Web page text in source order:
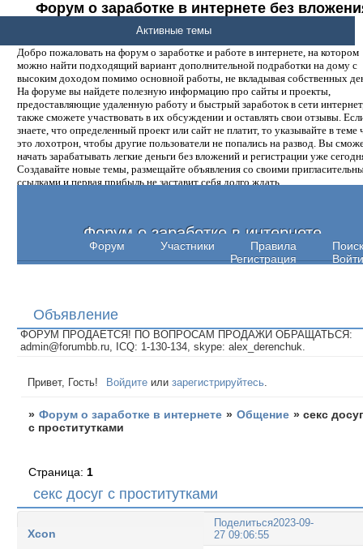
Форум о заработке в интернете без
денег.
Добро пожаловать на форум о заработке и работе в интернете, на котором
можно найти подходящий вариант дополнительной подработки на дому с
высоким доходом помимо основной работы, не вкладывая собственных
На форуме вы найдете полезную информацию про сайты и проекты,
предоставляющие удаленную работу и быстрый заработок в сети
также сможете участвовать в их обсуждении и оставлять свои отзывы.
знаете, что определенный проект или сайт не платит, то указывайте в теме
это лохотрон, чтобы другие пользователи не попались на развод. Вы
начать зарабатывать легкие деньги без вложений и регистрации уже
Создавайте новые темы, размещайте объявления со своими
ссылками и первая прибыль не заставит себя долго ждать.
Форум о заработке в интернете
Форум Участники Правила
Поиск
Регистрация
Войти
Активные темы
Объявление
ФОРУМ ПРОДАЕТСЯ! ПО ВОПРОСАМ ПРОДАЖИ ОБРАЩАТЬСЯ:
admin@forumbb.ru, ICQ: 1-130-134, skype: alex_derenchuk.
Привет, Гость! Войдите илизарегистрируйтесь
» Форум о заработке в интернете » Общение »секс
c проститутками
секс досуг c проститутками
Страница: 1
Поделиться2023-09-
27 09:06:55
Xcon